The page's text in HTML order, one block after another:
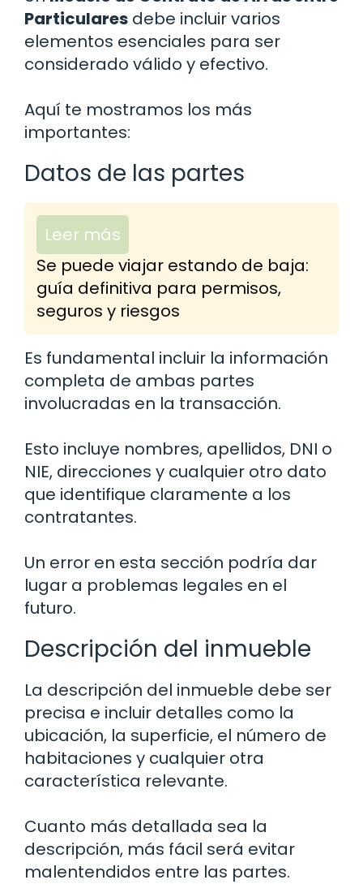
Particulares debe incluir varios
elementos esenciales para ser
considerado válido y efectivo.
Aquí te mostramos los más
importantes:
Datos de las partes
Leer más
Se puede viajar estando de baja:
guía definitiva para permisos,
seguros y riesgos
Es fundamental incluir la información
completa de ambas partes
involucradas en la transacción.
Esto incluye nombres, apellidos, DNI o
NIE, direcciones y cualquier otro dato
que identifique claramente a los
contratantes.
Un error en esta sección podría dar
lugar a problemas legales en el
futuro.
Descripción del inmueble
La descripción del inmueble debe ser
precisa e incluir detalles como la
ubicación, la superficie, el número de
habitaciones y cualquier otra
característica relevante.
Cuanto más detallada sea la
descripción, más fácil será evitar
malentendidos entre las partes.